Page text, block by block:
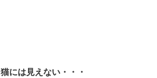
猫には見えない・・・